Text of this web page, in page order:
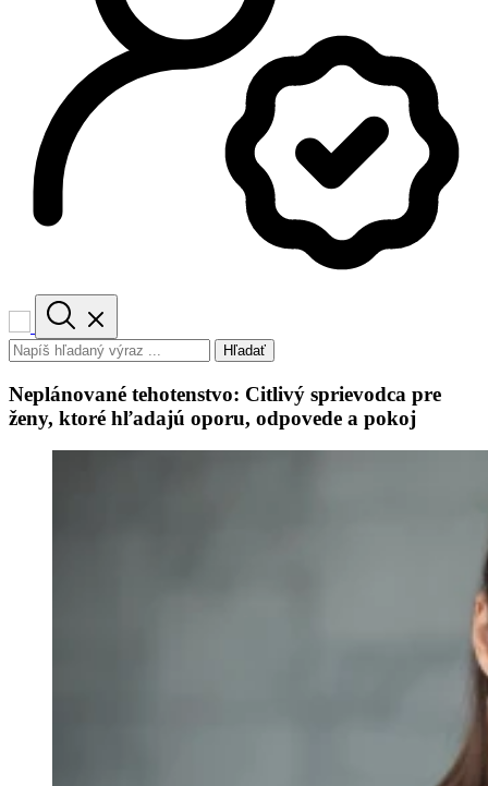
Hľadať
Neplánované tehotenstvo: Citlivý sprievodca pre
ženy, ktoré hľadajú oporu, odpovede a pokoj